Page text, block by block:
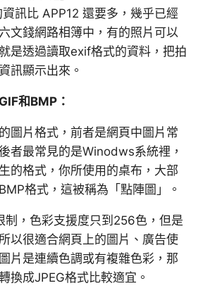
訊比 APP12 還要多，幾乎已經
文錢網路相簿中，有的照片可以
是透過讀取exif格式的資料，把拍
訊顯示出來。
和BMP：
圖片格式，前者是網頁中圖片常
者最常見的是Winodws系統裡，
的格式，你所使用的桌布，大部
格式，這被稱為「點陣圖」。
制，色彩支援度只到256色，但是
以很適合網頁上的圖片、廣告使
片是連續色調或有複雜色彩，那
換成JPEG格式比較適宜。